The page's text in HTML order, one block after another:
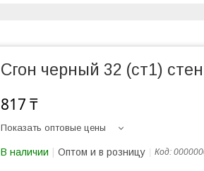
Сгон черный 32 (ст1)
817 ₸
Показать оптовые цены
В наличии Оптом и в розницу Код: